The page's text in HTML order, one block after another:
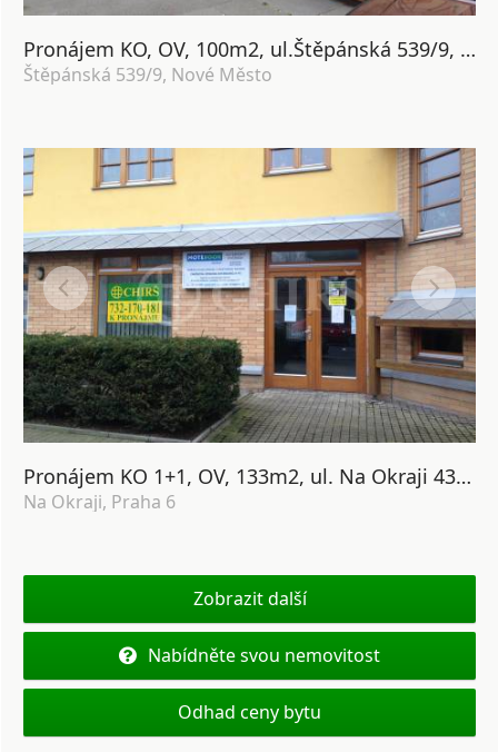
Pronájem KO, OV, 100m2, ul.Štěpánská 539/9, Nové Město
Štěpánská 539/9, Nové Město
Pronájem KO 1+1, OV, 133m2, ul. Na Okraji 439/44a, Praha 6 - Veleslavín
Na Okraji, Praha 6
Zobrazit další
Nabídněte svou nemovitost
Odhad ceny bytu